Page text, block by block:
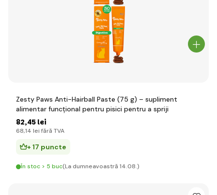
Zesty Paws Anti-Hairball Paste (75 g) – supliment
alimentar funcțional pentru pisici pentru a spriji
82,45 lei
68,14 lei fără TVA
+ 17 puncte
În stoc > 5 buc(La dumneavoastră 14.08.)